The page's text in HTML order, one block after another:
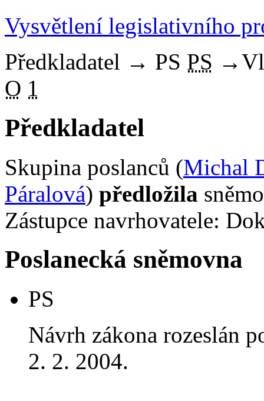
Vysvětlení legislativního
Předkladatel → PS PS →
O 1
Předkladatel
Skupina poslanců (Michal
Páralová) předložila
Zástupce navrhovatele:
Poslanecká sněmovna
PS
Návrh zákona rozeslán
2. 2. 2004.